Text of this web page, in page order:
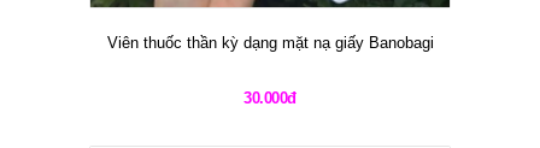
Viên thuốc thần kỳ dạng mặt nạ giấy Banobagi
30.000đ